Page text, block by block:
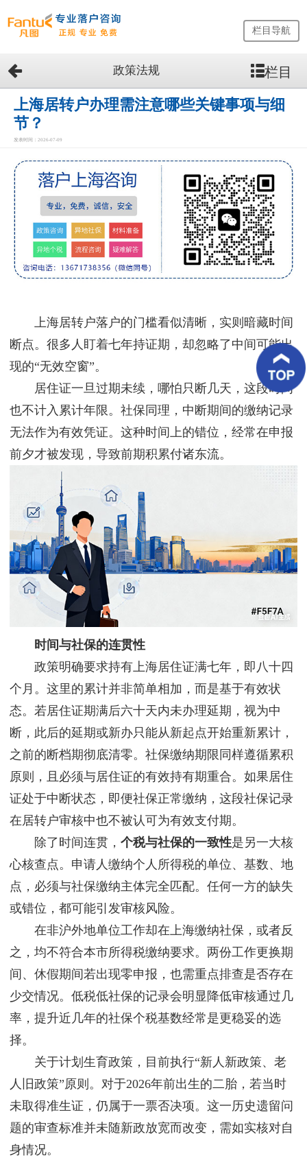
网
站
首
页
留
生
务
优
案
好
评
新
联
系
我
们
栏目导航
政策法规 栏目
上海居转户办理需注意哪些关键事项与细
节？
发表时间：2026-07-09
上海居转户落户的门槛看似清晰，实则暗藏时间
断点。很多人盯着七年持证期，却忽略了中间可能出
现的“无效空窗”。
居住证一旦过期未续，哪怕只断几天，这段时间
也不计入累计年限。社保同理，中断期间的缴纳记录
无法作为有效凭证。这种时间上的错位，经常在申报
前夕才被发现，导致前期积累付诸东流。
时间与社保的连贯性
政策明确要求持有上海居住证满七年，即八十四
个月。这里的累计并非简单相加，而是基于有效状
态。若居住证期满后六十天内未办理延期，视为中
断，此后的延期或新办只能从新起点开始重新累计，
之前的断档期彻底清零。社保缴纳期限同样遵循累积
原则，且必须与居住证的有效持有期重合。如果居住
证处于中断状态，即便社保正常缴纳，这段社保记录
在居转户审核中也不被认可为有效支付期。
除了时间连贯， 个税与社保的一致性是另一大核
心核查点。申请人缴纳个人所得税的单位、基数、地
点，必须与社保缴纳主体完全匹配。任何一方的缺失
或错位，都可能引发审核风险。
在非沪外地单位工作却在上海缴纳社保，或者反
之，均不符合本市所得税缴纳要求。两份工作更换期
间、休假期间若出现零申报，也需重点排查是否存在
少交情况。低税低社保的记录会明显降低审核通过几
率，提升近几年的社保个税基数经常是更稳妥的选
择。
关于计划生育政策，目前执行“新人新政策、老
人旧政策”原则。对于2026年前出生的二胎，若当时
未取得准生证，仍属于一票否决项。这一历史遗留问
题的审查标准并未随新政放宽而改变，需如实核对自
身情况。